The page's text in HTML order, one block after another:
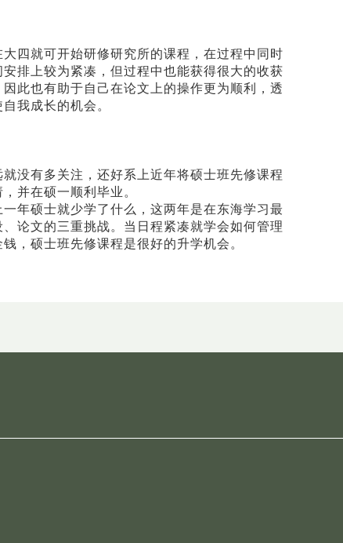
四就可开始研修研究所的课程，在过程中同时
排上较为紧凑，但过程中也能获得很大的收获
此也有助于自己在论文上的操作更为顺利，透
我成长的机会。
没有多关注，还好系上近年将硕士班先修课程
并在硕一顺利毕业。
年硕士就少学了什么，这两年是在东海学习最
论文的三重挑战。当日程紧凑就学会如何管理
，硕士班先修课程是很好的升学机会。​